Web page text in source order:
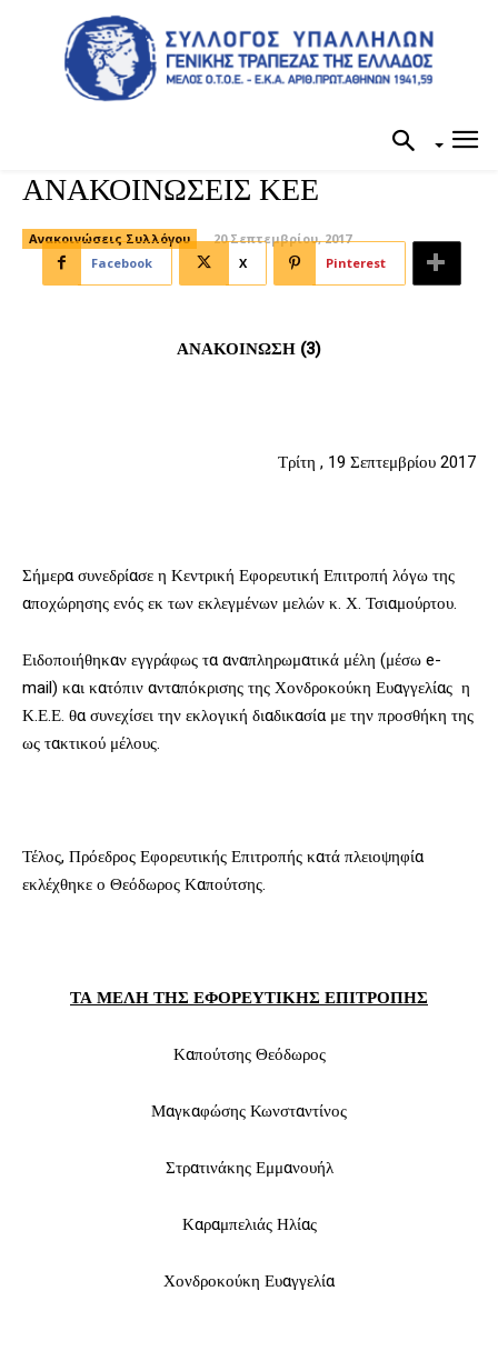
ΑΝΑΚΟΙΝΩΣΕΙΣ ΚΕΕ
Ανακοινώσεις Συλλόγου
20 Σεπτεμβρίου, 2017
Facebook
X Pinterest
ΑΝΑΚΟΙΝΩΣΗ (3)
Τρίτη , 19 Σεπτεμβρίου 2017
Σήμερα συνεδρίασε η Κεντρική Εφορευτική Επιτροπή λόγω της
αποχώρησης ενός εκ των εκλεγμένων μελών κ. Χ. Τσιαμούρτου.
Ειδοποιήθηκαν εγγράφως τα αναπληρωματικά μέλη (μέσω e-
mail) και κατόπιν ανταπόκρισης της Χονδροκούκη Ευαγγελίας η
Κ.Ε.Ε. θα συνεχίσει την εκλογική διαδικασία με την προσθήκη της
ως τακτικού μέλους.
Τέλος, Πρόεδρος Εφορευτικής Επιτροπής κατά πλειοψηφία
εκλέχθηκε ο Θεόδωρος Καπούτσης.
ΤΑ ΜΕΛΗ ΤΗΣ ΕΦΟΡΕΥΤΙΚΗΣ ΕΠΙΤΡΟΠΗΣ
Καπούτσης Θεόδωρος
Μαγκαφώσης Κωνσταντίνος
Στρατινάκης Εμμανουήλ
Καραμπελιάς Ηλίας
Χονδροκούκη Ευαγγελία